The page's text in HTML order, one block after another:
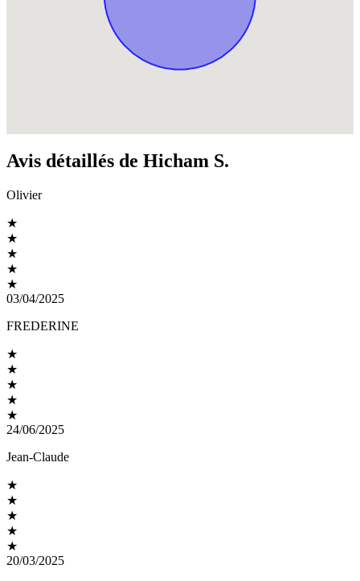
Avis détaillés de Hicham S.
Olivier
★
★
★
★
★
03/04/2025
FREDERINE
★
★
★
★
★
24/06/2025
Jean-Claude
★
★
★
★
★
20/03/2025